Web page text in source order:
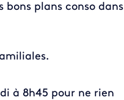
plans conso dans
à 8h45 pour ne rien